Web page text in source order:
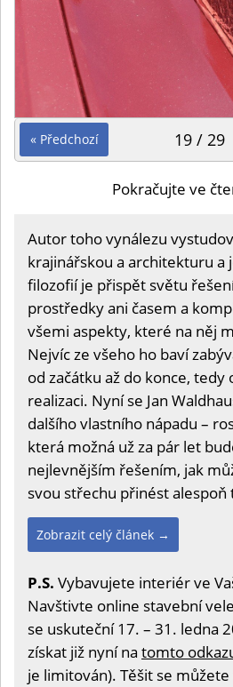
« Předchozí 19 / 29
Pokračujte ve
Autor toho vynálezu
krajinářskou a architekturu a
filozofií je přispět světu
prostředky ani časem a
všemi aspekty, které na něj
Nejvíc ze všeho ho baví
od začátku až do konce,
realizaci. Nyní se Jan
dalšího vlastního nápadu –
která možná už za pár let
nejlevnějším řešením, jak
svou střechu přinést alespoň
Zobrazit celý článek →
P.S. Vybavujete interiér ve
Navštivte online stavební
se uskuteční 17. – 31. ledna
získat již nyní na tomto
je limitován). Těšit se